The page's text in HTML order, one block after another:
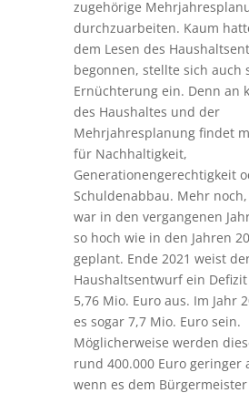
zugehörige
durchzuarbeiten. Kaum
dem Lesen des
begonnen, stellte sich auch
Ernüchterung ein. Denn an
des Haushaltes und der
Mehrjahresplanung findet
für Nachhaltigkeit,
Generationengerechtigkeit
Schuldenabbau. Mehr
war in den vergangenen
so hoch wie in den Jahren
geplant. Ende 2021 weist
Haushaltsentwurf ein Defizit
5,76 Mio. Euro aus. Im Jahr
es sogar 7,7 Mio. Euro sein.
Möglicherweise werden
rund 400.000 Euro geringer
wenn es dem